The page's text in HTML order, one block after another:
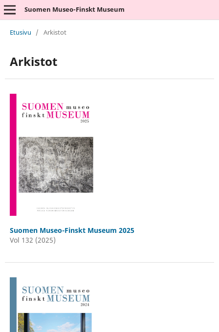
Suomen Museo-Finskt Museum
Etusivu / Arkistot
Arkistot
Suomen Museo-Finskt Museum 2025
Vol 132 (2025)